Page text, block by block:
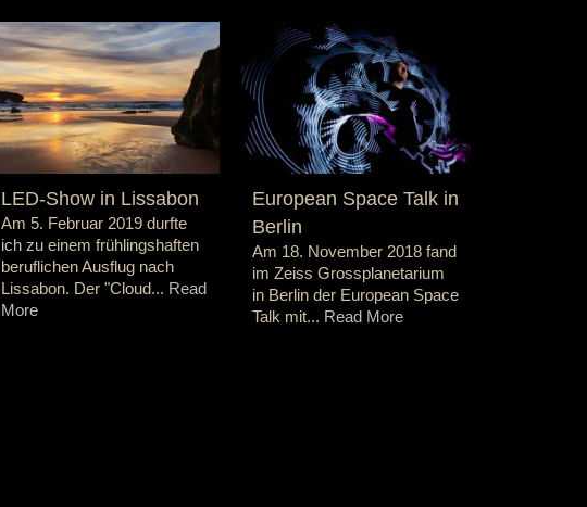
LED-Show in Lissabon
Am 5. Februar 2019 durfte
ich zu einem frühlingshaften
beruflichen Ausflug nach
Lissabon. Der "Cloud... Read
More
European Space Talk in
Berlin
Am 18. November 2018 fand
im Zeiss Grossplanetarium
in Berlin der European Space
Talk mit... Read More